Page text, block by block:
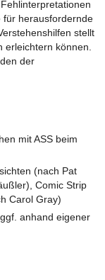
für herausfordernde
stellt
erleichtern können.
der
mit ASS beim
(nach Pat
Comic Strip
Carol Gray)
anhand eigener